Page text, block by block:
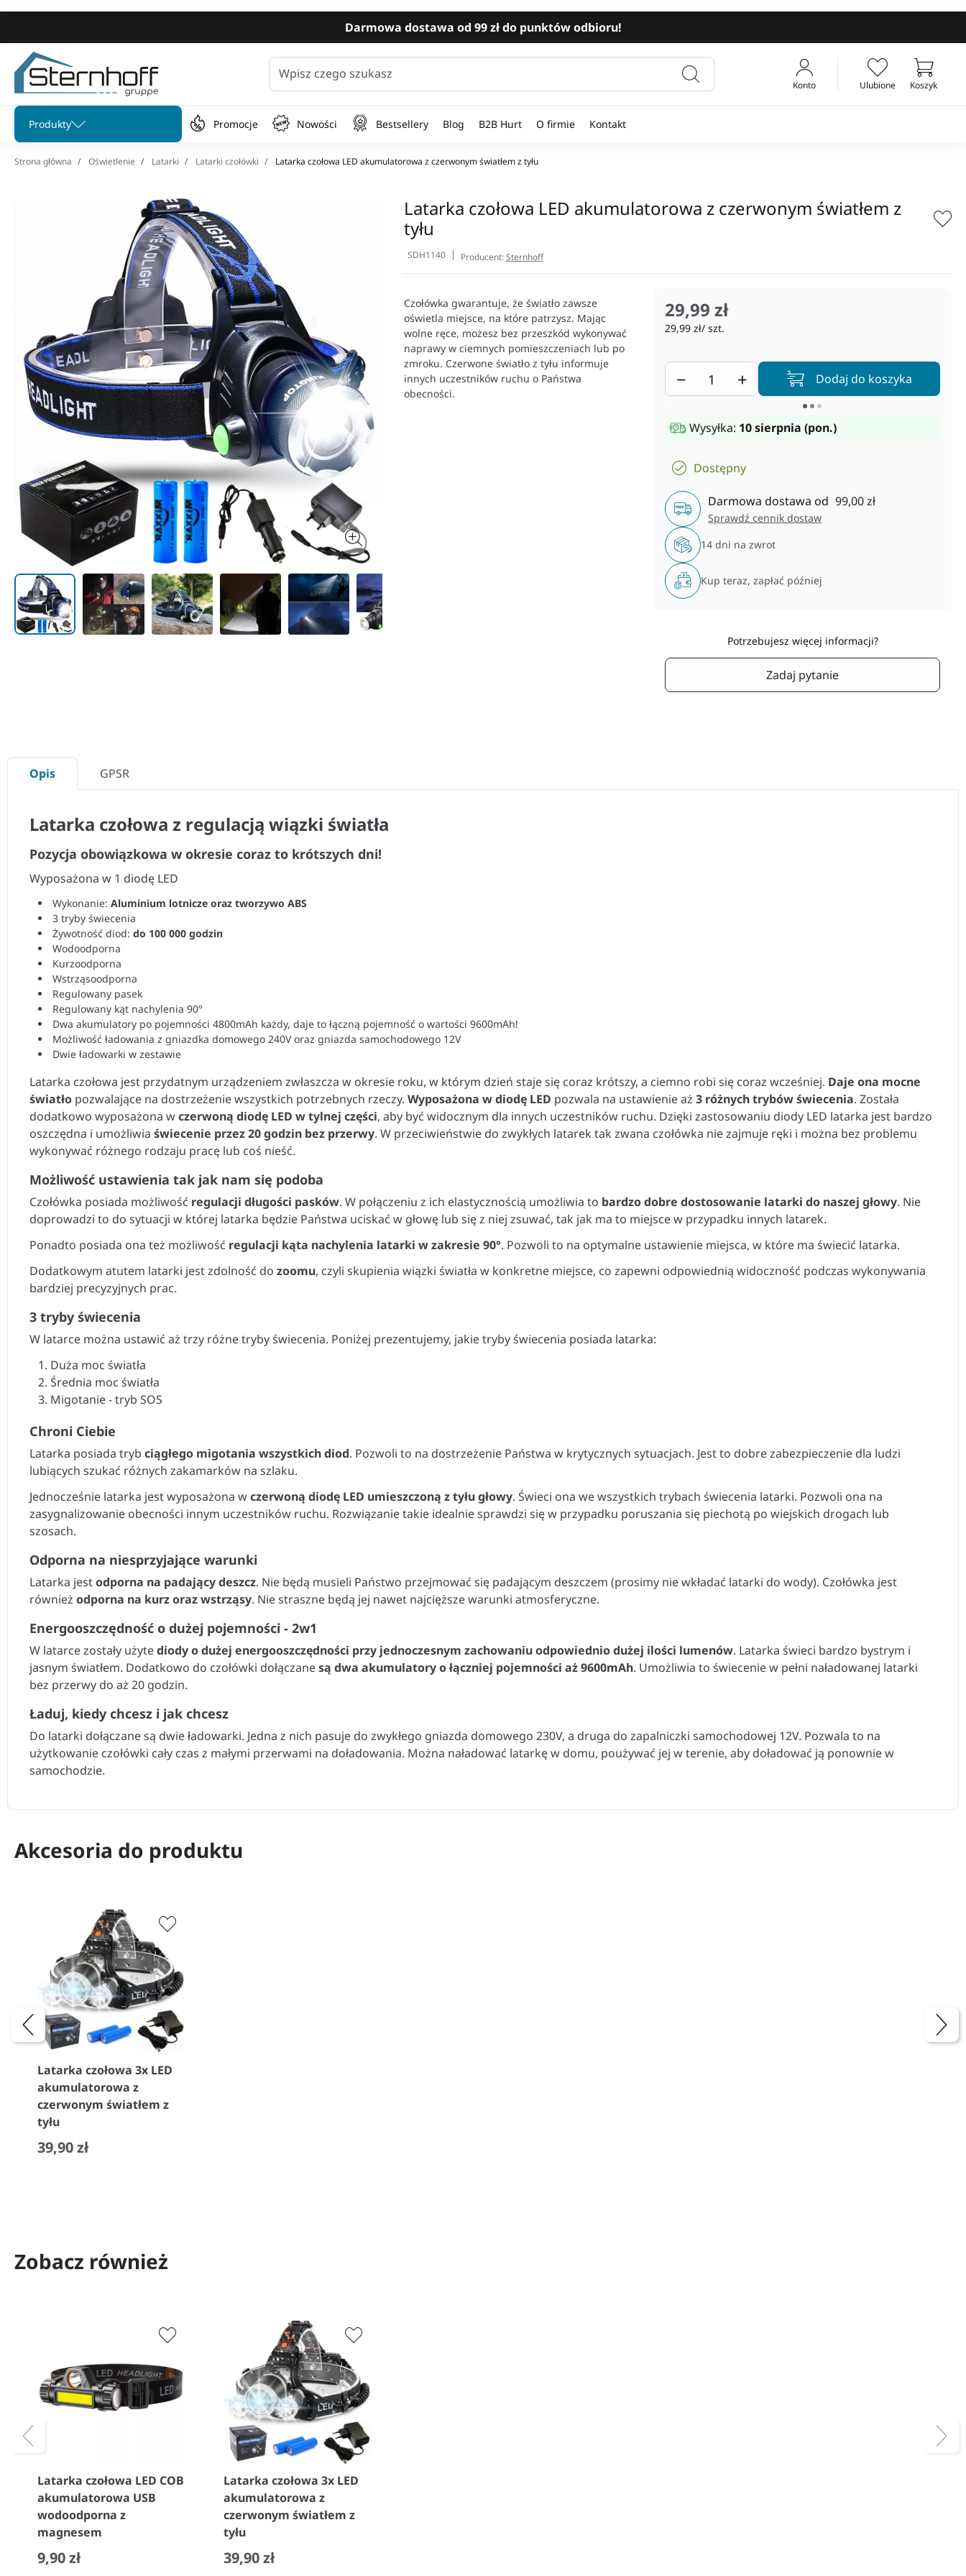
Darmowa dostawa od 99 zł do punktów odbioru!
Wpisz czego szukasz
Ulubione
Konto Koszyk
Pomiń menu
Produkty Promocje Nowości Bestsellery Blog B2B Hurt O firmie Kontakt
Strona główna Oświetlenie Latarki Latarki czołówki Latarka czołowa LED akumulatorowa z czerwonym światłem z tyłu
Latarka czołowa LED akumulatorowa z czerwonym światłem z
tyłu
SDH1140 Producent:Sternhoff
Czołówka gwarantuje, że światło zawsze
oświetla miejsce, na które patrzysz. Mając
wolne ręce, możesz bez przeszkód wykonywać
naprawy w ciemnych pomieszczeniach lub po
zmroku. Czerwone światło z tyłu informuje
innych uczestników ruchu o Państwa
obecności.
29,99 zł
29,99 zł/ szt.
− + Dodaj do koszyka
Wysyłka: 10 sierpnia (pon.)
Dostępny
Darmowa dostawa od 99,00 zł
Sprawdź cennik dostaw
14 dni na zwrot
Kup teraz, zapłać później
Potrzebujesz więcej informacji?
Zadaj pytanie
Opis GPSR
Latarka czołowa z regulacją wiązki światła
Pozycja obowiązkowa w okresie coraz to krótszych dni!
Wyposażona w 1 diodę LED
Wykonanie: Aluminium lotnicze oraz tworzywo ABS
3 tryby świecenia
Żywotność diod: do 100 000 godzin
Wodoodporna
Kurzoodporna
Wstrząsoodporna
Regulowany pasek
Regulowany kąt nachylenia 90°
Dwa akumulatory po pojemności 4800mAh każdy, daje to łączną pojemność o wartości 9600mAh!
Możliwość ładowania z gniazdka domowego 240V oraz gniazda samochodowego 12V
Dwie ładowarki w zestawie
Latarka czołowa jest przydatnym urządzeniem zwłaszcza w okresie roku, w którym dzień staje się coraz krótszy, a ciemno robi się coraz wcześniej. Daje ona mocne
światło pozwalające na dostrzeżenie wszystkich potrzebnych rzeczy. Wyposażona w diodę LED pozwala na ustawienie aż 3 różnych trybów świecenia. Została
dodatkowo wyposażona wczerwoną diodę LED w tylnej części, aby być widocznym dla innych uczestników ruchu. Dzięki zastosowaniu diody LED latarka jest bardzo
oszczędna i umożliwia świecenie przez 20 godzin bez przerwy. W przeciwieństwie do zwykłych latarek tak zwana czołówka nie zajmuje ręki i można bez problemu
wykonywać różnego rodzaju pracę lub coś nieść.
Możliwość ustawienia tak jak nam się podoba
Czołówka posiada możliwość regulacji długości pasków. W połączeniu z ich elastycznością umożliwia to bardzo dobre dostosowanie latarki do naszej głowy. Nie
doprowadzi to do sytuacji w której latarka będzie Państwa uciskać w głowę lub się z niej zsuwać, tak jak ma to miejsce w przypadku innych latarek.
Ponadto posiada ona też możliwość regulacji kąta nachylenia latarki w zakresie 90°. Pozwoli to na optymalne ustawienie miejsca, w które ma świecić latarka.
Dodatkowym atutem latarki jest zdolność do zoomu, czyli skupienia wiązki światła w konkretne miejsce, co zapewni odpowiednią widoczność podczas wykonywania
bardziej precyzyjnych prac.
3 tryby świecenia
W latarce można ustawić aż trzy różne tryby świecenia. Poniżej prezentujemy, jakie tryby świecenia posiada latarka:
Duża moc światła
Średnia moc światła
Migotanie - tryb SOS
Chroni Ciebie
Latarka posiada tryb ciągłego migotania wszystkich diod. Pozwoli to na dostrzeżenie Państwa w krytycznych sytuacjach. Jest to dobre zabezpieczenie dla ludzi
lubiących szukać różnych zakamarków na szlaku.
Jednocześnie latarka jest wyposażona wczerwoną diodę LED umieszczoną z tyłu głowy. Świeci ona we wszystkich trybach świecenia latarki. Pozwoli ona na
zasygnalizowanie obecności innym uczestników ruchu. Rozwiązanie takie idealnie sprawdzi się w przypadku poruszania się piechotą po wiejskich drogach lub
szosach.
Odporna na niesprzyjające warunki
Latarka jestodporna na padający deszcz. Nie będą musieli Państwo przejmować się padającym deszczem (prosimy nie wkładać latarki do wody). Czołówka jest
również odporna na kurz oraz wstrząsy. Nie straszne będą jej nawet najcięższe warunki atmosferyczne.
Energooszczędność o dużej pojemności - 2w1
W latarce zostały użytediody o dużej energooszczędności przy jednoczesnym zachowaniu odpowiednio dużej ilości lumenów. Latarka świeci bardzo bystrym i
jasnym światłem. Dodatkowo do czołówki dołączanesą dwa akumulatory o łączniej pojemności aż 9600mAh. Umożliwia to świecenie w pełni naładowanej latarki
bez przerwy do aż 20 godzin.
Ładuj, kiedy chcesz i jak chcesz
Do latarki dołączane są dwie ładowarki. Jedna z nich pasuje do zwykłego gniazda domowego 230V, a druga do zapalniczki samochodowej 12V. Pozwala to na
użytkowanie czołówki cały czas z małymi przerwami na doładowania. Można naładować latarkę w domu, poużywać jej w terenie, aby doładować ją ponownie w
samochodzie.
Akcesoria do produktu
Latarka czołowa 3x LED
akumulatorowa z
czerwonym światłem z
tyłu
39,90 zł
Zobacz również
Latarka czołowa LED COB
akumulatorowa USB
wodoodporna z
magnesem
9,90 zł
Latarka czołowa 3x LED
akumulatorowa z
czerwonym światłem z
tyłu
39,90 zł